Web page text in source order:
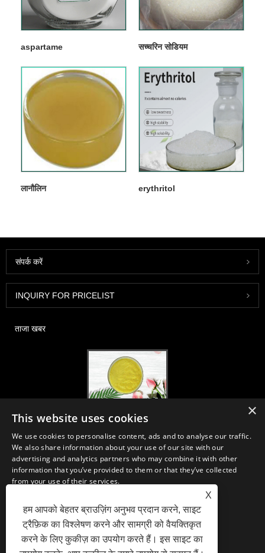
aspartame सच्चरिन सोडियम
लानौलिन erythritol
संपर्क करें
INQUIRY FOR PRICELIST
ताजा खबर
हम चीन, जापान और कोरिया में स्थित प्राथमिक विनिर्माण सुविधाओं से न्यूट्रास्यूटिकल्स,
सप्लीमेंट्स और फंक्शनल फूड एंड बेवरेज इंडस्ट्रीज के लिए आवश्यक सामग्री और उत्पादों का
विकास, विपणन और वितरण करते हैं, जहां हमारे पास कई वर्षों का अनुभव है और हम बहुत अच्छी
तरह से स्थापित हैं। सोर्सिंग में हमारी विशेषज्ञता और प्रतिष्ठा दुनिया भर में हमारे भागीदारों को
लाभान्वित करती है।
X
हम आपको बेहतर ब्राउज़िंग अनुभव प्रदान करने, साइट
ट्रैफ़िक का विश्लेषण करने और सामग्री को वैयक्तिकृत
करने के लिए कुकीज़ का उपयोग करते हैं। इस साइट का
×
This website uses cookies
We use cookies to personalise content, ads and to analyse our traffic.
We also share information about your use of our site with our
advertising and analytics partners who may combine it with other
information that you’ve provided to them or that they’ve collected
from your use of their services.
PERFORMANCE
TARGETING FUNCTIONALITY